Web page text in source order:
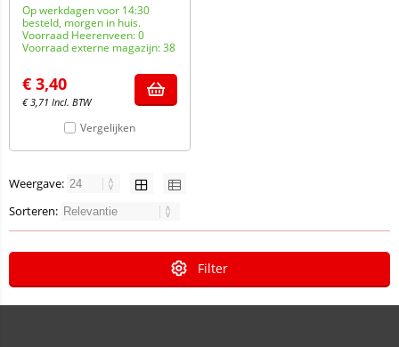
Op werkdagen voor 14:30
besteld, morgen in huis.
Voorraad Heerenveen: 0
Voorraad externe magazijn: 38
€ 3,40
€3,71 Incl. BTW
Vergelijken
Weergave:
Sorteren:
Filter